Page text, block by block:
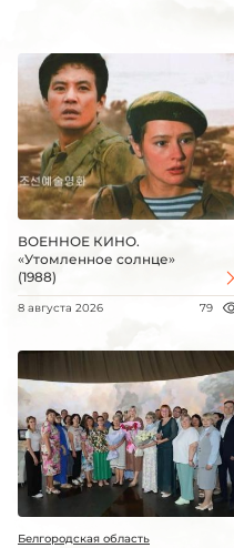
ВОЕННОЕ КИНО.
«Утомленное солнце»
(1988)
8 августа 2026 79
Белгородская область